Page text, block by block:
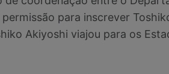
para inscrever
Akiyoshi viajou para os